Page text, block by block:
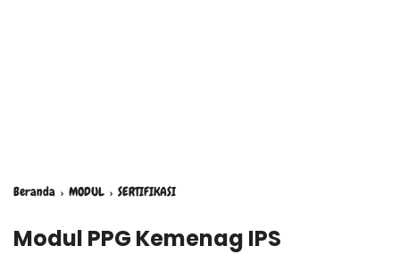
Beranda › MODUL › SERTIFIKASI
Modul PPG Kemenag IPS